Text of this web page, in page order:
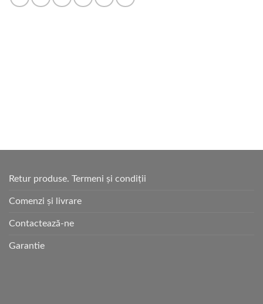
Retur produse. Termeni și condiții
Comenzi și livrare
Contactează-ne
Garantie